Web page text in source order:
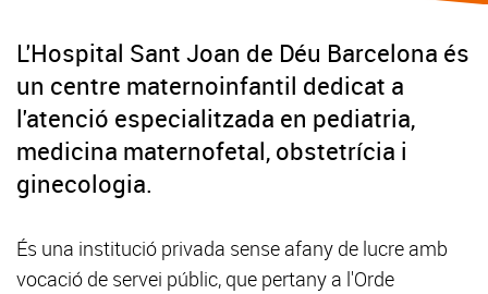
L'Hospital Sant Joan de Déu Barcelona és
un centre maternoinfantil dedicat a
l'atenció especialitzada en pediatria,
medicina maternofetal, obstetrícia i
ginecologia.
És una institució privada sense afany de lucre amb
vocació de servei públic, que pertany a l'Orde